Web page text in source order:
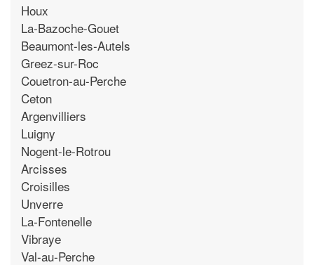
Houx
La-Bazoche-Gouet
Beaumont-les-Autels
Greez-sur-Roc
Couetron-au-Perche
Ceton
Argenvilliers
Luigny
Nogent-le-Rotrou
Arcisses
Croisilles
Unverre
La-Fontenelle
Vibraye
Val-au-Perche